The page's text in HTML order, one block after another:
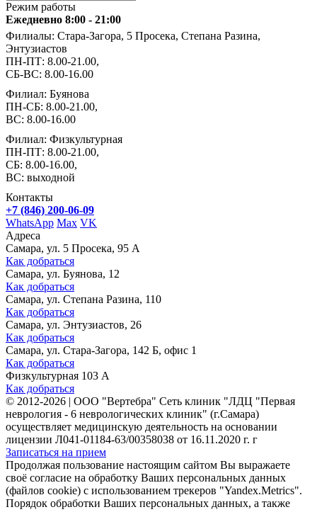
Режим работы
Ежедневно 8:00 - 21:00
Филиалы: Стара-Загора, 5 Просека, Степана Разина,
Энтузиастов
ПН-ПТ: 8.00-21.00,
СБ-ВС: 8.00-16.00
Филиал: Буянова
ПН-СБ: 8.00-21.00,
ВС: 8.00-16.00
Филиал: Физкультурная
ПН-ПТ: 8.00-21.00,
СБ: 8.00-16.00,
ВС: выходной
Контакты
+7 (846) 200-06-09
WhatsApp Max VK
Адреса
Самара, ул. 5 Просека, 95 А
Как добраться
Самара, ул. Буянова, 12
Как добраться
Самара, ул. Степана Разина, 110
Как добраться
Самара, ул. Энтузиастов, 26
Как добраться
Самара, ул. Стара-Загора, 142 Б, офис 1
Как добраться
Физкультурная 103 А
Как добраться
© 2012-2026 | ООО "Вертебра" Сеть клиник "ЛДЦ "Первая
неврология - 6 неврологических клиник" (г.Самара)
осуществляет медицинскую деятельность на основании
лицензии Л041-01184-63/00358038 от 16.11.2020 г. г
Записаться на прием
Продолжая пользование настоящим сайтом Вы выражаете
своё согласие на обработку Ваших персональных данных
(файлов cookie) с использованием трекеров "Yandex.Metrics".
Порядок обработки Ваших персональных данных, а также